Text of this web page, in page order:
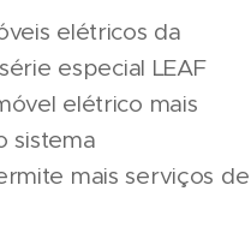
elétricos da
especial LEAF
elétrico mais
sistema
mais serviços de